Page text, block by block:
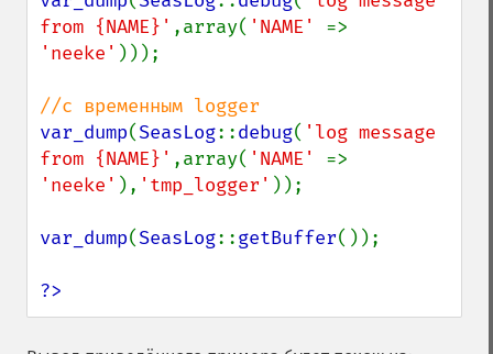
from {NAME}' ,array( 'NAME'
'neeke' )));
var_dump(SeasLog::debug( 'log message
from {NAME}' ,array( 'NAME'
'neeke' ), 'tmp_logger' ));
var_dump(SeasLog::getBuffer());
?>